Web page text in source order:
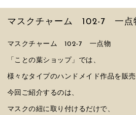
マスクチャーム 102-7 一点
マスクチャーム 102-7 一点物
「ことの葉ショップ」では、
様々なタイプのハンドメイド作品を販売
今回ご紹介するのは、
マスクの紐に取り付けるだけで、